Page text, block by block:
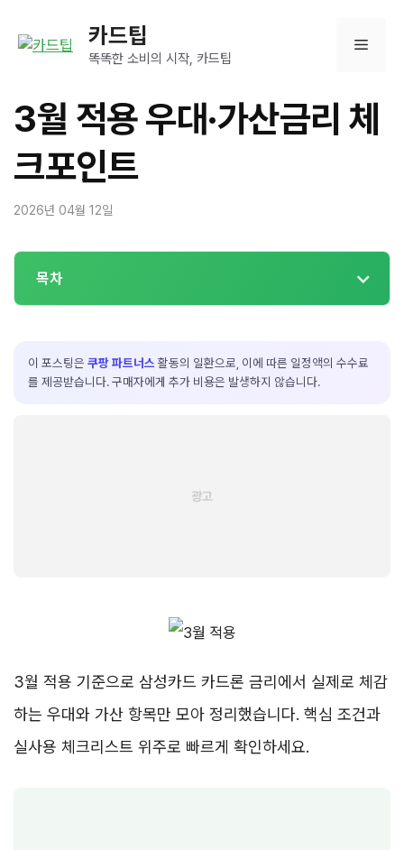
카드팁
똑똑한 소비의 시작, 카드팁
메
뉴
3월 적용 우대·가산금리 체
크포인트
2026년 04월 12일
목차
이 포스팅은 쿠팡 파트너스 활동의 일환으로, 이에 따른 일정액의 수수료
를 제공받습니다. 구매자에게 추가 비용은 발생하지 않습니다.
3월 적용 기준으로 삼성카드 카드론 금리에서 실제로 체감
하는 우대와 가산 항목만 모아 정리했습니다. 핵심 조건과
실사용 체크리스트 위주로 빠르게 확인하세요.